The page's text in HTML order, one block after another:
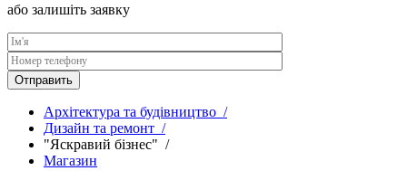
або залишіть заявку
Архітектура та будівництво /
Дизайн та ремонт /
"Яскравий бізнес" /
Магазин